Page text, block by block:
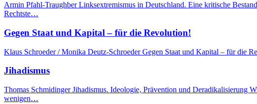
Armin Pfahl-Traughber Linksextremismus in Deutschland. Eine kritische
Rechtste…
Gegen Staat und Kapital – für die Revolution!
Klaus Schroeder / Monika Deutz-Schroeder Gegen Staat und Kapital – für die
Jihadismus
Thomas Schmidinger Jihadismus. Ideologie, Prävention und Deradikalisierung
wenigen…